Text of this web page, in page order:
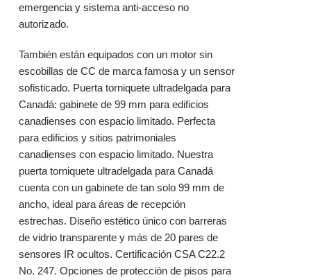
emergencia y sistema anti-acceso no
autorizado.
También están equipados con un motor sin
escobillas de CC de marca famosa y un sensor
sofisticado. Puerta torniquete ultradelgada para
Canadá: gabinete de 99 mm para edificios
canadienses con espacio limitado. Perfecta
para edificios y sitios patrimoniales
canadienses con espacio limitado. Nuestra
puerta torniquete ultradelgada para Canadá
cuenta con un gabinete de tan solo 99 mm de
ancho, ideal para áreas de recepción
estrechas. Diseño estético único con barreras
de vidrio transparente y más de 20 pares de
sensores IR ocultos. Certificación CSA C22.2
No. 247. Opciones de protección de pisos para